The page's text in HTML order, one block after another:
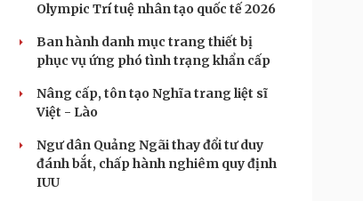
Olympic Trí tuệ nhân tạo quốc tế 2026
Ban hành danh mục trang thiết bị
phục vụ ứng phó tình trạng khẩn cấp
Nâng cấp, tôn tạo Nghĩa trang liệt sĩ
Việt - Lào
Ngư dân Quảng Ngãi thay đổi tư duy
đánh bắt, chấp hành nghiêm quy định
IUU